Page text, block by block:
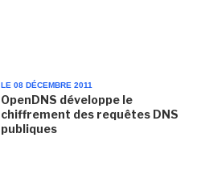
LE 08 DÉCEMBRE 2011
OpenDNS développe le
chiffrement des requêtes DNS
publiques